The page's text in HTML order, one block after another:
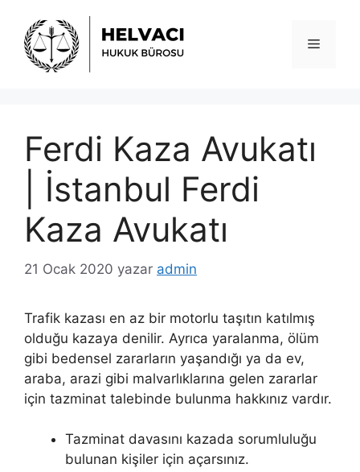
Menü
Ferdi Kaza Avukatı
| İstanbul Ferdi
Kaza Avukatı
21 Ocak 2020 yazar admin
Trafik kazası en az bir motorlu taşıtın katılmış
olduğu kazaya denilir. Ayrıca yaralanma, ölüm
gibi bedensel zararların yaşandığı ya da ev,
araba, arazi gibi malvarlıklarına gelen zararlar
için tazminat talebinde bulunma hakkınız vardır.
Tazminat davasını kazada sorumluluğu
bulunan kişiler için açarsınız.